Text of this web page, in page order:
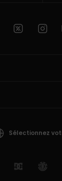
Sélectionnez